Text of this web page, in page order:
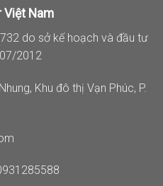
Việt Nam
do sở kế hoạch và đầu tư
2012
Khu đô thị Vạn Phúc, P.